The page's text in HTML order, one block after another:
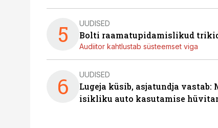
5 UUDISED
Bolti raamatupidamislikud
Audiitor kahtlustab süsteemset viga
6 UUDISED
Lugeja küsib, asjatundja
isikliku auto kasutamise